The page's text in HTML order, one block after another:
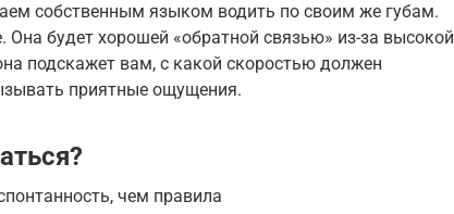
собственным языком водить по своим же губам.
Она будет хорошей «обратной связью» из-за высокой
подскажет вам, с какой скоростью должен
приятные ощущения.
чем правила